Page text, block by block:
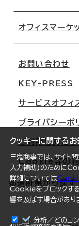
クッキーに関するお
三鬼商事では、サイト
入力補助)のために
詳細については
Cookieをブロックす
響を及ぼす場合があり
分析／どのコ
路線・駅から探
移転コストシミ
移転スケジュー
オフィス移転
オフィスマーケ
大阪
名古屋
札幌
仙台
横浜
福岡
オフィスリポート
ログイン
お問い合わせ
KEY-PRESS
サービスオフィ
プライバシーポ
ご利用にあたっ
Cookie等の利
都道府県から探す